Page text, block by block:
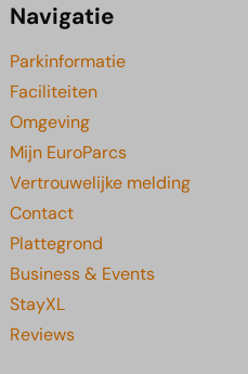
Navigatie
Parkinformatie
Faciliteiten
Omgeving
Mijn EuroParcs
Vertrouwelijke melding
Contact
Plattegrond
Business & Events
StayXL
Reviews